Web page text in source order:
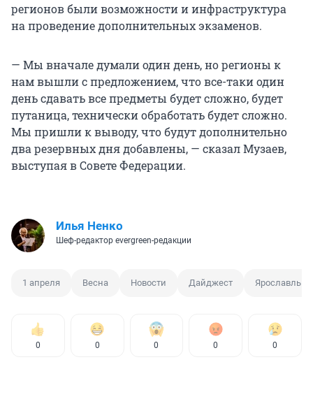
регионов были возможности и инфраструктура
на проведение дополнительных экзаменов.
— Мы вначале думали один день, но регионы к
нам вышли с предложением, что все-таки один
день сдавать все предметы будет сложно, будет
путаница, технически обработать будет сложно.
Мы пришли к выводу, что будут дополнительно
два резервных дня добавлены, — сказал Музаев,
выступая в Совете Федерации.
Илья Ненко
Шеф-редактор evergreen-редакции
1 апреля Весна Новости Дайджест Ярославль
0 0 0 0 0